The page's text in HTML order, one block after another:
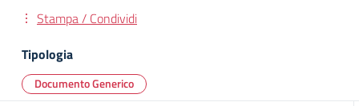
Stampa / Condividi
Tipologia
Documento Generico